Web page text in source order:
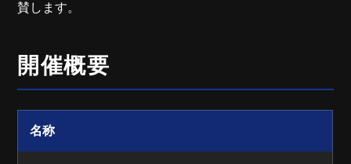
賛します。
開催概要
名称